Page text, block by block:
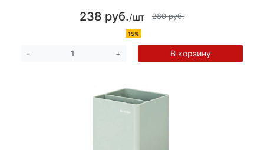
238 руб./шт 280 руб.
15%
- + В корзину